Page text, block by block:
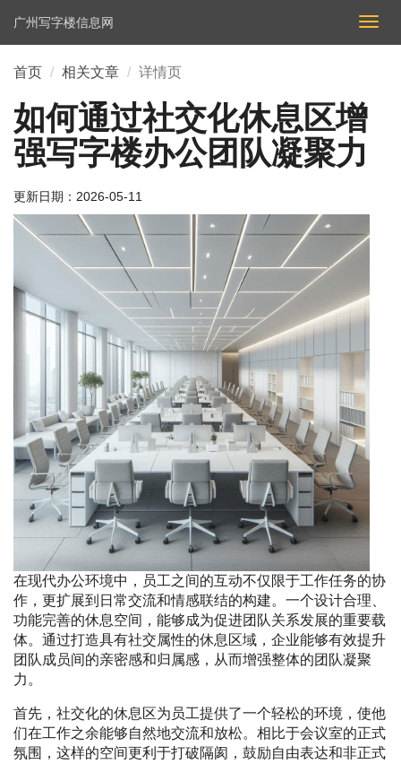
切
换
广州写字楼信息网
首页 相关文章 详情页
如何通过社交化休息区增
强写字楼办公团队凝聚力
更新日期： 2026-05-11
在现代办公环境中，员工之间的互动不仅限于工作任务的协
作，更扩展到日常交流和情感联结的构建。一个设计合理、
功能完善的休息空间，能够成为促进团队关系发展的重要载
体。通过打造具有社交属性的休息区域，企业能够有效提升
团队成员间的亲密感和归属感，从而增强整体的团队凝聚
力。
首先，社交化的休息区为员工提供了一个轻松的环境，使他
们在工作之余能够自然地交流和放松。相比于会议室的正式
氛围，这样的空间更利于打破隔阂，鼓励自由表达和非正式